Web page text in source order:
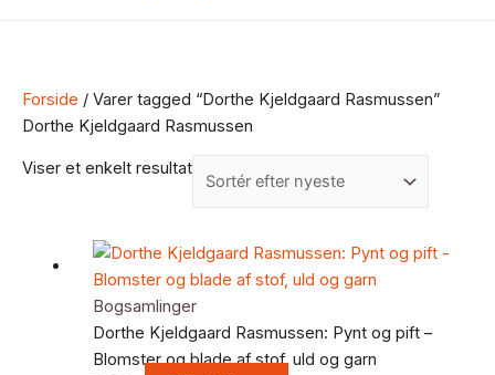
Forside / Varer tagged “Dorthe Kjeldgaard Rasmussen”
Dorthe Kjeldgaard Rasmussen
Viser et enkelt resultat
Bogsamlinger
Dorthe Kjeldgaard Rasmussen: Pynt og pift –
Blomster og blade af stof, uld og garn